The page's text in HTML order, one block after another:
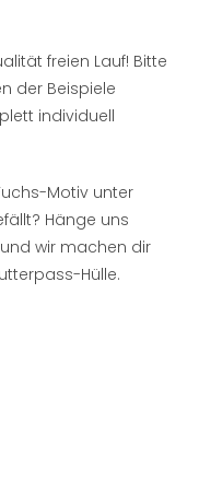
freien Lauf! Bitte
der Beispiele
individuell
Motiv unter
Hänge uns
wir machen dir
Hülle.